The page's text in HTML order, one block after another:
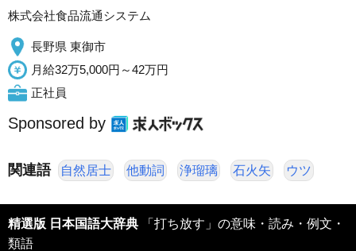
株式会社食品流通システム
長野県 東御市
月給32万5,000円～42万円
正社員
Sponsored by
関連語 自然居士 他動詞 浄瑠璃 石火矢 ウツ
精選版 日本国語大辞典
類語